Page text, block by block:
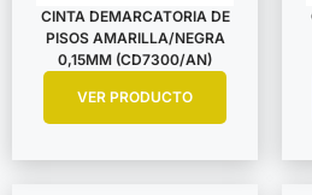
CINTA DEMARCATORIA DE
PISOS AMARILLA/NEGRA
0,15MM (CD7300/AN)
VER PRODUCTO